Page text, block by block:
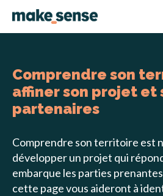
Comprendre son
affiner son projet et
partenaires
Comprendre son territoire est
développer un projet qui
embarque les parties
cette page vous aideront à